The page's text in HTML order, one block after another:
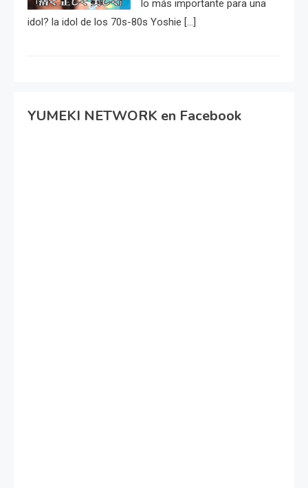
lo más importante para una
idol? la idol de los 70s-80s Yoshie […]
YUMEKI NETWORK en Facebook